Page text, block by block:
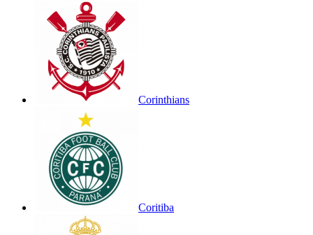
Corinthians
Coritiba